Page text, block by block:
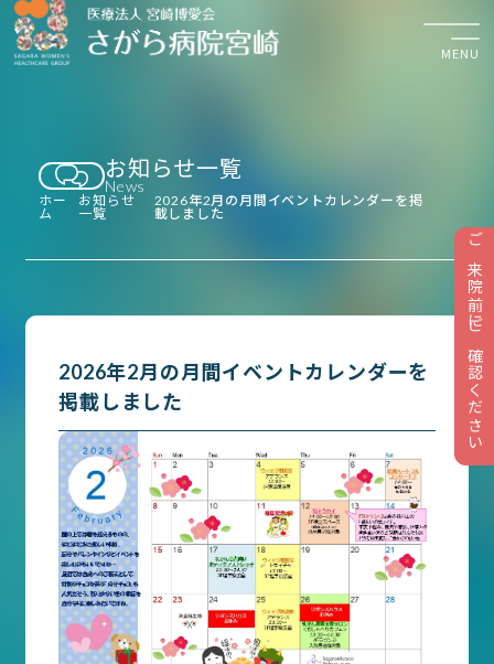
検診・診察のご予約
検診について
診療のご案内
外来受診
入院・面会
乳がんトータルケア
医療関係者の方へ
宮崎博愛会について
MENU
ご来院前にご確認ください
お知らせ一覧
News
ホー
ム
お知らせ
一覧
2026年2月の月間イベントカレンダーを掲
載しました
2026年2月の月間イベントカレンダーを
掲載しました